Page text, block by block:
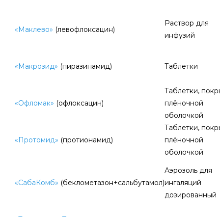
«Маклево» (левофлоксацин)
Раствор для
инфузий
«Макрозид» (пиразинамид) Таблетки
«Офломак» (офлоксацин)
Таблетки,
плёночной
оболочкой
«Протомид» (протионамид)
Таблетки,
плёночной
оболочкой
«СабаКомб» (беклометазон+сальбутамол)
Аэрозоль для
ингаляций
дозированный